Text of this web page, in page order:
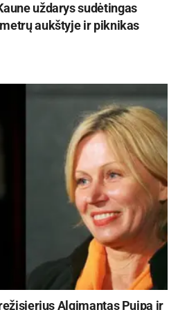
patiekiami sumuštiniai su
batonu bei virta,
dešra. Ir, nors abu
iš jų nedaug. Pasak
situacija yra ir su kitais
bulviniai patiekalai,
šviežių daržovių ir vaisių,
dieną, vaikai gauna vos
kad ugdymo
paruošimą dažnai
įranga ir vietoj
kuriose galima ruošti
gamybai tenka rinktis
uždarys sudėtingas
aukštyje ir piknikas
Algimantas Puipa ir